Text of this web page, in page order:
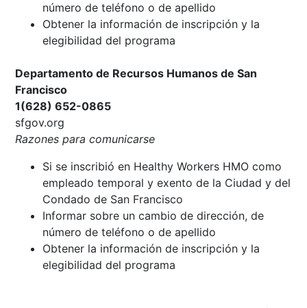
número de teléfono o de apellido
Obtener la información de inscripción y la
elegibilidad del programa
Departamento de Recursos Humanos de San
Francisco
1(628) 652-0865
sfgov.org
Razones para comunicarse
Si se inscribió en Healthy Workers HMO como
empleado temporal y exento de la Ciudad y del
Condado de San Francisco
Informar sobre un cambio de dirección, de
número de teléfono o de apellido
Obtener la información de inscripción y la
elegibilidad del programa